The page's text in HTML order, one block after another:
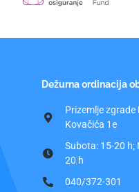
Dežurna ordinacija
Prizemlje zgrade
Kovačića 1e
Subota: 15-20 h;
20 h
040/372-301